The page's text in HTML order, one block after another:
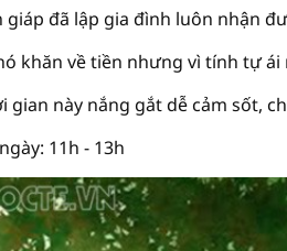
giáp đã lập gia đình luôn nhận
khăn về tiền nhưng vì tính tự
gian này nắng gắt dễ cảm sốt,
11h - 13h